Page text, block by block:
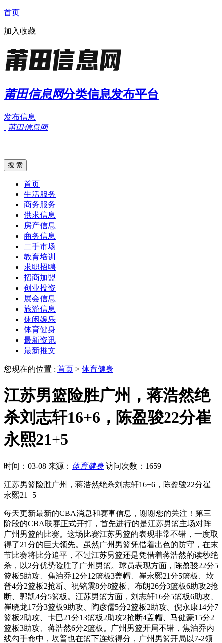
首页
加入收藏
莆田信息网分类信息发布平台
发布信息
莆田信息网
首页
生活服务
商务服务
供求信息
房产信息
商务信息
二手市场
教育培训
求职招聘
招商加盟
创业投资
展会信息
旅游信息
休闲娱乐
体育健身
最新资讯
最新推文
您现在的位置 : 首页 > 体育健身
江苏男篮险胜广州，蒋浩然绝
杀刘志轩16+6，陈盈骏22分崔
永熙21+5
时间：03-08 来源： 体育健身 访问次数：1659
江苏男篮险胜广州，蒋浩然绝杀刘志轩16+6，陈盈骏22分崔
永熙21+5
每天更新最新的CBA消息和赛事信息，谢谢您的关注！第三
阶段的CBA联赛正式开打，首先进行的是江苏男篮主场对阵
广州男篮的比赛。这场比赛江苏男篮的表现非常不错，一度取
得了21分的巨大领先。虽然广州男篮凭借着出色的防守，在末
节比赛将比分追平，不过江苏男篮还是凭借着蒋浩然的读秒绝
杀，以2分优势险胜了广州男篮。球员表现方面，陈盈骏22分5
篮板5助攻、焦泊乔12分12篮板3盖帽、崔永熙21分5篮板、坎
普4分2篮板2抢断、祝铭震8分8篮板、布朗26分3篮板6助攻2抢
断、郭凯4分5篮板。江苏男篮方面，刘志轩16分5篮板6助攻、
崔晓龙17分3篮板9助攻、陶彦儒5分2篮板2助攻、倪永康14分7
篮板2助攻、卡巴21分13篮板2助攻2抢断4盖帽、马健豪15分2
篮板3助攻、蒋浩然6分2篮板。广州男篮开局不错，焦泊乔内
线勾手命中，坎普也在篮下连续得分，广州男篮开局以7-2领